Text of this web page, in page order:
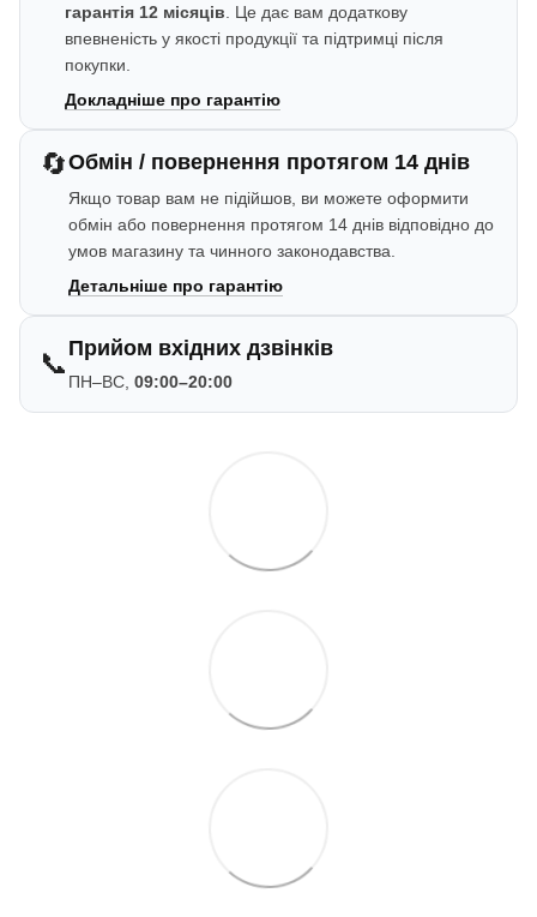
гарантія 12 місяців . Це дає вам додаткову
впевненість у якості продукції та підтримці після
покупки.
Докладніше про гарантію
🔄Обмін / повернення протягом 14 днів
Якщо товар вам не підійшов, ви можете оформити
обмін або повернення протягом 14 днів відповідно до
умов магазину та чинного законодавства.
Детальніше про гарантію
📞 Прийом вхідних дзвінків
ПН–ВС, 09:00–20:00